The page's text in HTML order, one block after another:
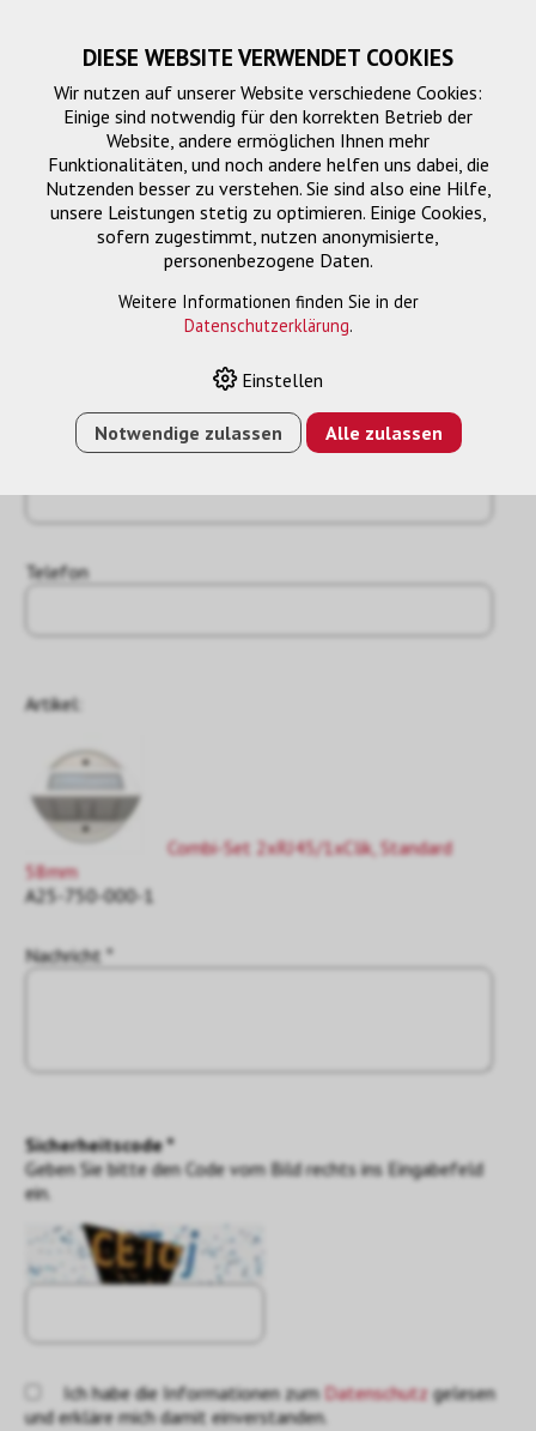
Telefon
Artikel:
Combi-Set 2xRJ45/1xClik, Standard
58mm
A25-750-000-1
Nachricht *
Sicherheitscode *
Geben Sie bitte den Code vom Bild rechts ins Eingabefeld
ein.
Ich habe die Informationen zum Datenschutzgelesen
und erkläre mich damit einverstanden.
DIESE WEBSITE VERWENDET COOKIES
Wir nutzen auf unserer Website verschiedene Cookies:
Einige sind notwendig für den korrekten Betrieb der
Website, andere ermöglichen Ihnen mehr
Funktionalitäten, und noch andere helfen uns dabei, die
Nutzenden besser zu verstehen. Sie sind also eine Hilfe,
unsere Leistungen stetig zu optimieren. Einige Cookies,
sofern zugestimmt, nutzen anonymisierte,
personenbezogene Daten.
Weitere Informationen finden Sie in der
Datenschutzerklärung.
Einstellen
Notwendige zulassen Alle zulassen